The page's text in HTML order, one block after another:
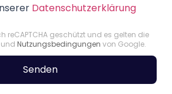
Datenschutzerklärung
reCAPTCHA geschützt und es gelten die
und Nutzungsbedingungen von Google.
Senden